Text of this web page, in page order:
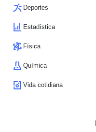
Deportes
Estadística
Física
Química
Vida cotidiana